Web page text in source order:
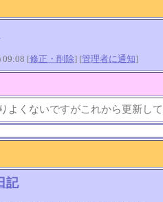
09:08 [修正・削除] [管理者に通知]
よくないですがこれから更新し
記